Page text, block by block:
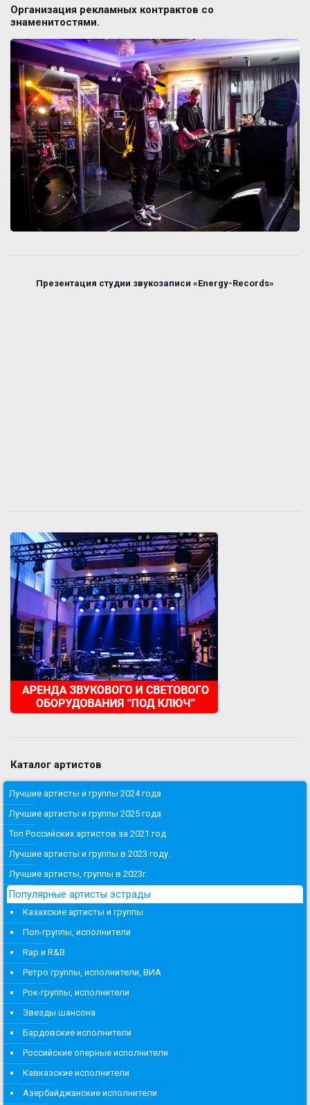
Организация рекламных контрактов со
знаменитостями.
Презентация студии звукозаписи «Energy-Records»
Каталог артистов
Лучшие артисты и группы 2024 года
Лучшие артисты и группы 2025 года
Топ Российских артистов за 2021 год
Лучшие артисты и группы в 2023 году.
Лучшие артисты, группы в 2023г.
Популярные артисты эстрады
Казахские артисты и группы
Поп-группы, исполнители
Rap и R&B
Ретро группы, исполнители, ВИА
Рок-группы, исполнители
Звезды шансона
Бардовские исполнители
Российские оперные исполнители
Кавказские исполнители
Азербайджанские исполнители